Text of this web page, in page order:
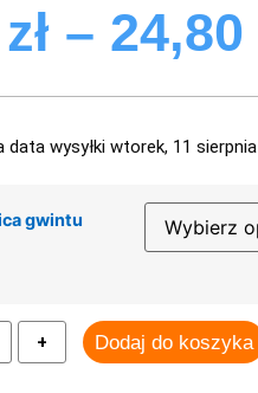
zł – 24,80
data wysyłki wtorek, 11 sierpnia
gwintu
Dodaj do koszyka